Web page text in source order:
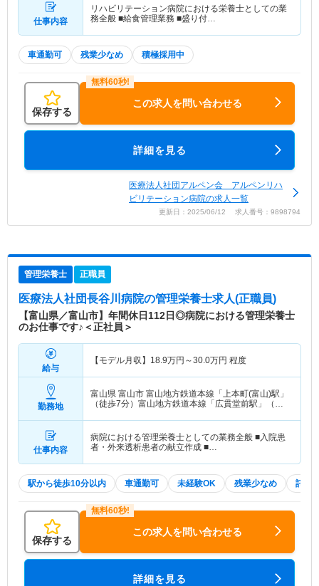
仕事内容
リハビリテーション病院における栄養士としての業
務全般 ■給食管理業務 ■盛り付…
車通勤可 残業少なめ 積極採用中
保存する
この求人を問い合わせる
詳細を見る
医療法人社団アルペン会 アルペンリハ
ビリテーション病院の求人一覧
更新日：2025/06/12 求人番号：9898794
管理栄養士 正職員
医療法人社団長谷川病院の管理栄養士求人(正職員)
【富山県／富山市】年間休日112日◎病院における管理栄養士
のお仕事です♪＜正社員＞
給与
【モデル月収】 18.9万円～30.0万円 程度
勤務地
富山県 富山市 富山地方鉄道本線「上本町(富山)駅」
（徒歩7分）富山地方鉄道本線「広貫堂前駅」（徒
仕事内容
病院における管理栄養士としての業務全般 ■入院患
者・外来透析患者の献立作成 ■…
駅から徒歩10分以内 車通勤可 未経験OK 残業少なめ 託児
保存する
この求人を問い合わせる
詳細を見る